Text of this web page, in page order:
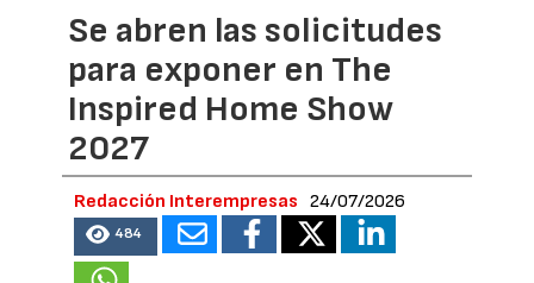
Se abren las solicitudes
para exponer en The
Inspired Home Show
2027
Redacción Interempresas 24/07/2026
484